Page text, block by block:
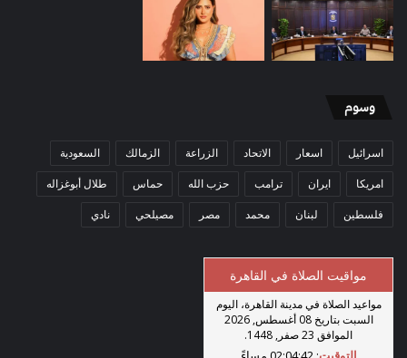
وسوم
اسرائيل اسعار الاتحاد الزراعة الزمالك السعودية
امريكا ايران ترامب حزب الله حماس طلال أبوغزاله
فلسطين لبنان محمد مصر مصيلحي نادي